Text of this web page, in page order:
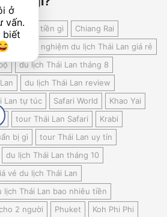
lịch
du lịch Thái Lan tháng 6
du lịch Thái Lan mua gì
2019
du lịch Thái Lan tháng 7
du lịch Thái Lan nên đi mùa nào
tự túc không
đẹp
du lịch Thái Lan 2 ngày 1 đêm
du lịch Thái Lan 2/9
Hua Hin
điều cần biết
ý gì
du lịch Thái Lan cần gì
nào
bí quyết du lịch Thái Lan
ở
vấn.
biết